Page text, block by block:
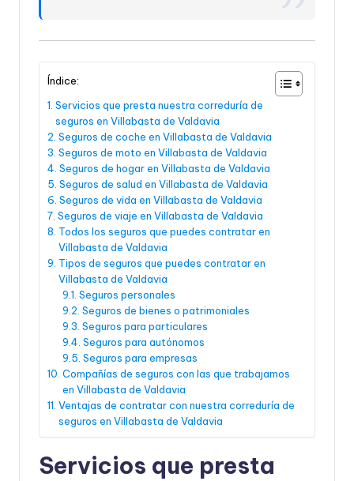
Índice:
Servicios que presta nuestra correduría de
seguros en Villabasta de Valdavia
Seguros de coche en Villabasta de Valdavia
Seguros de moto en Villabasta de Valdavia
Seguros de hogar en Villabasta de Valdavia
Seguros de salud en Villabasta de Valdavia
Seguros de vida en Villabasta de Valdavia
Seguros de viaje en Villabasta de Valdavia
Todos los seguros que puedes contratar en
Villabasta de Valdavia
Tipos de seguros que puedes contratar en
Villabasta de Valdavia
Seguros personales
Seguros de bienes o patrimoniales
Seguros para particulares
Seguros para autónomos
Seguros para empresas
Compañías de seguros con las que trabajamos
en Villabasta de Valdavia
Ventajas de contratar con nuestra correduría de
seguros en Villabasta de Valdavia
Servicios que presta